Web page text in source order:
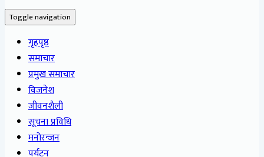
Toggle navigation
गृहपृष्ठ
समाचार
प्रमुख समाचार
विजनेश
जीवनशैली
सूचना प्रविधि
मनोरन्जन
पर्यटन